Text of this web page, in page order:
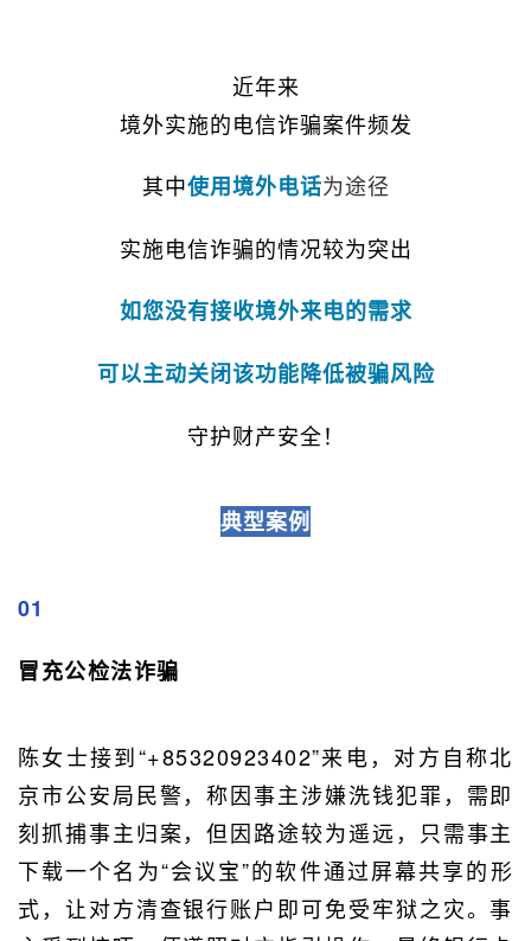
近年来
境外实施的电信诈骗案件频发
其中使用境外电话为途径
实施电信诈骗的情况较为突出
如您没有接收境外来电的需求
可以主动关闭该功能降低被骗风险
守护财产安全！
典型案例
01
冒充公检法诈骗
陈女士接到“+85320923402”来电，对方自称北
京市公安局民警，称因事主涉嫌洗钱犯罪，需即
刻抓捕事主归案，但因路途较为遥远，只需事主
下载一个名为“会议宝”的软件通过屏幕共享的形
式，让对方清查银行账户即可免受牢狱之灾。事